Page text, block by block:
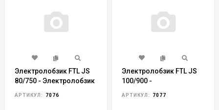
Электролобзик FTL JS
80/750 - Электролобзик
АРТИКУЛ: 7076
Электролобзик FTL JS
100/900 -
АРТИКУЛ: 7077